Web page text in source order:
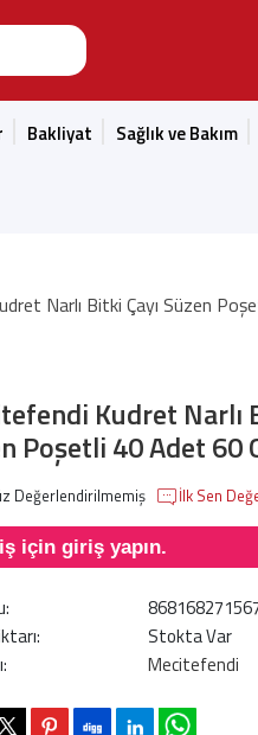
Bakliyat Sağlık ve Bakım
Narlı Bitki Çayı Süzen
Kudret Narlı
Poşetli 40 Adet 60
Değerlendirilmemiş İlk Sen
için giriş yapın.
Stokta Var
Mecitefendi